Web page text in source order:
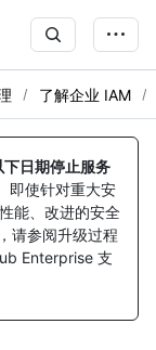
了解企业 IAM
日期停止服务
即使针对重大安
能、改进的安全
请参阅升级过程
Enterprise 支